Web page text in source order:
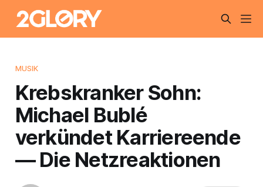
MUSIK
Krebskranker Sohn:
Michael Bublé
verkündet Karriereende
— Die Netzreaktionen